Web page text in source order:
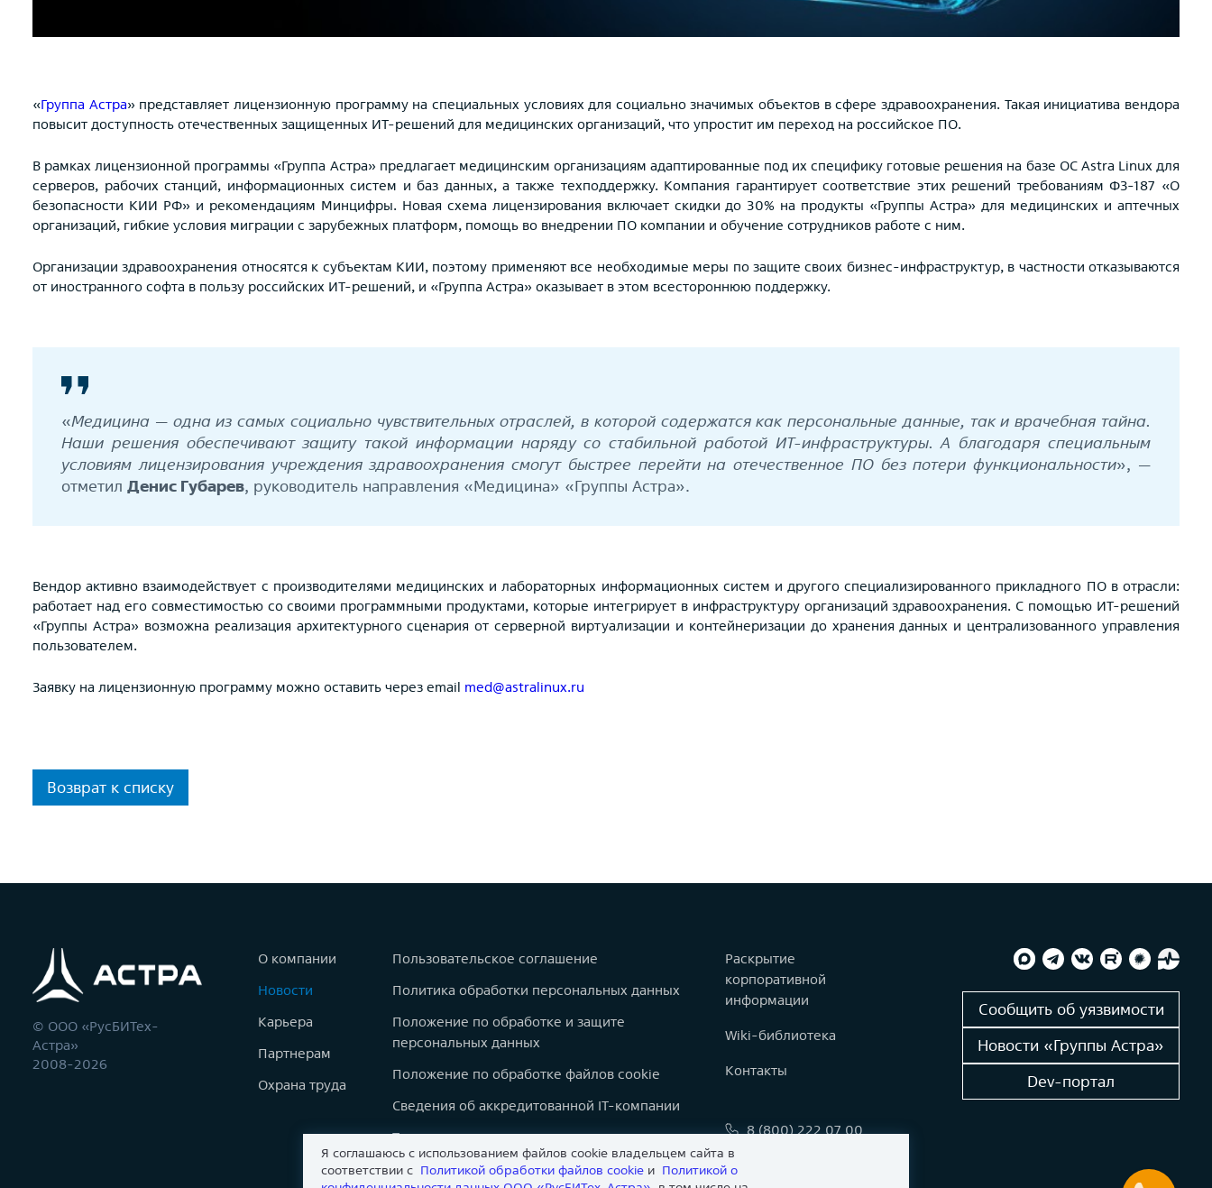
«Группа Астра» представляет лицензионную программу на специальных условиях для социально значимых объектов в сфере здравоохранения. Такая инициатива вендора
повысит доступность отечественных защищенных ИТ-решений для медицинских организаций, что упростит им переход на российское ПО.
В рамках лицензионной программы «Группа Астра» предлагает медицинским организациям адаптированные под их специфику готовые решения на базе ОС Astra Linux для
серверов, рабочих станций, информационных систем и баз данных, а также техподдержку. Компания гарантирует соответствие этих решений требованиям ФЗ-187 «О
безопасности КИИ РФ» и рекомендациям Минцифры. Новая схема лицензирования включает скидки до 30% на продукты «Группы Астра» для медицинских и аптечных
организаций, гибкие условия миграции с зарубежных платформ, помощь во внедрении ПО компании и обучение сотрудников работе с ним.
Организации здравоохранения относятся к субъектам КИИ, поэтому применяют все необходимые меры по защите своих бизнес-инфраструктур, в частности отказываются
от иностранного софта в пользу российских ИТ-решений, и «Группа Астра» оказывает в этом всестороннюю поддержку.
«Медицина — одна из самых социально чувствительных отраслей, в которой содержатся как персональные данные, так и врачебная тайна.
Наши решения обеспечивают защиту такой информации наряду со стабильной работой ИТ-инфраструктуры. А благодаря специальным
условиям лицензирования учреждения здравоохранения смогут быстрее перейти на отечественное ПО без потери функциональности», —
отметил Денис Губарев , руководитель направления «Медицина» «Группы Астра».
Вендор активно взаимодействует с производителями медицинских и лабораторных информационных систем и другого специализированного прикладного ПО в отрасли:
работает над его совместимостью со своими программными продуктами, которые интегрирует в инфраструктуру организаций здравоохранения. С помощью ИТ-решений
«Группы Астра» возможна реализация архитектурного сценария от серверной виртуализации и контейнеризации до хранения данных и централизованного управления
пользователем.
Заявку на лицензионную программу можно оставить через email med@astralinux.ru
Возврат к списку
© ООО «РусБИТех-
Астра»
2008-2026
О компании
Новости
Карьера
Партнерам
Охрана труда
Пользовательское соглашение
Политика обработки персональных данных
Положение по обработке и защите
персональных данных
Положение по обработке файлов cookie
Сведения об аккредитованной IT-компании
Товарные знаки
Карта сайта
Раскрытие
корпоративной
информации
Wiki-библиотека
Контакты
8 (800) 222 07 00
Сообщить об уязвимости
Новости «Группы Астра»
Dev-портал
Я соглашаюсь с использованием файлов cookie владельцем сайта в
соответствии с Политикой обработки файлов сookie и Политикой о